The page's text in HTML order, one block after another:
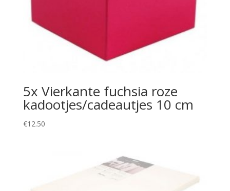
5x Vierkante fuchsia roze
kadootjes/cadeautjes 10 cm
€12.50